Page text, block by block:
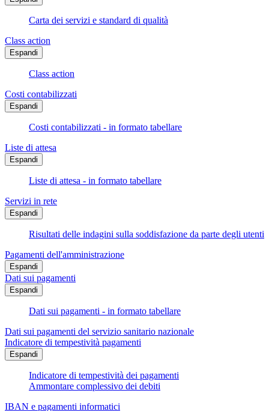
Carta dei servizi e standard di qualità
Class action
Espandi
Class action
Costi contabilizzati
Espandi
Costi contabilizzati - in formato tabellare
Liste di attesa
Espandi
Liste di attesa - in formato tabellare
Servizi in rete
Espandi
Risultati delle indagini sulla soddisfazione da parte degli utenti
Pagamenti dell'amministrazione
Espandi
Dati sui pagamenti
Espandi
Dati sui pagamenti - in formato tabellare
Dati sui pagamenti del servizio sanitario nazionale
Indicatore di tempestività pagamenti
Espandi
Indicatore di tempestività dei pagamenti
Ammontare complessivo dei debiti
IBAN e pagamenti informatici